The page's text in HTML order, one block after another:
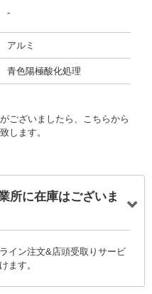
-
アルミ
青色陽極酸化処理
ございましたら、こちらから
します。
所に在庫はございま
イン注文&店頭受取りサービ
ます。